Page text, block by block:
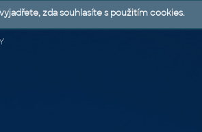
zda souhlasíte s použitím cookies.